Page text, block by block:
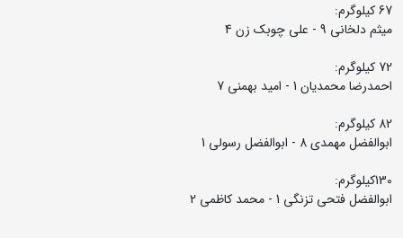
67 کیلوگرم:
میثم دلخانی 9 - علی چوبک زن 4
72 کیلوگرم:
احمدرضا محمدیان 1 - امید بهمنی 7
82 کیلوگرم:
ابوالفضل مهمدی 8 - ابوالفضل رسولی 1
130کیلوگرم:
ابوالفضل فتحی تزنگی 1 - محمد کاظمی 2